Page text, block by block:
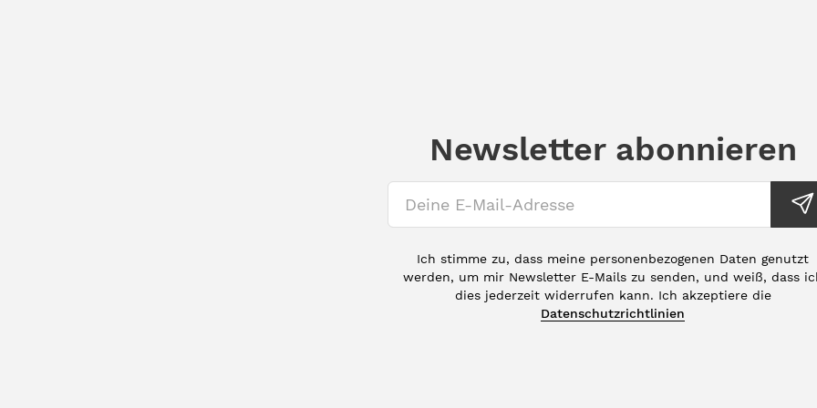
Newsletter abonnieren
Ich stimme zu, dass meine personenbezogenen Daten genutzt
werden, um mir Newsletter E-Mails zu senden, und weiß, dass
dies jederzeit widerrufen kann. Ich akzeptiere die
Datenschutzrichtlinien